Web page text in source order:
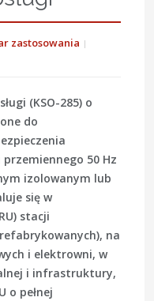
zastosowania
(KSO-285) o
do
50 Hz
izolowanym lub
się w
stacji
na
i elektrowni, w
i infrastruktury,
o pełnej